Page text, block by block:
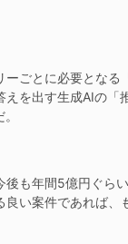
ごとに必要となる
を出す生成AIの「
も年間5億円ぐら
い案件であれば、